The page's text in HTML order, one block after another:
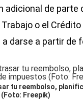
adicional de parte
o el
darse a partir de
tu reembolso,
Freepik)